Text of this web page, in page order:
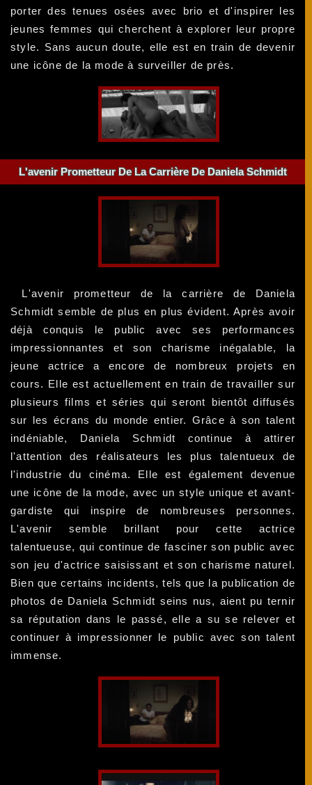
porter des tenues osées avec brio et d'inspirer les
jeunes femmes qui cherchent à explorer leur propre
style. Sans aucun doute, elle est en train de devenir
une icône de la mode à surveiller de près.
L'avenir Prometteur De La Carrière De Daniela Schmidt
L'avenir prometteur de la carrière de Daniela
Schmidt semble de plus en plus évident. Après avoir
déjà conquis le public avec ses performances
impressionnantes et son charisme inégalable, la
jeune actrice a encore de nombreux projets en
cours. Elle est actuellement en train de travailler sur
plusieurs films et séries qui seront bientôt diffusés
sur les écrans du monde entier. Grâce à son talent
indéniable, Daniela Schmidt continue à attirer
l'attention des réalisateurs les plus talentueux de
l'industrie du cinéma. Elle est également devenue
une icône de la mode, avec un style unique et avant-
gardiste qui inspire de nombreuses personnes.
L'avenir semble brillant pour cette actrice
talentueuse, qui continue de fasciner son public avec
son jeu d'actrice saisissant et son charisme naturel.
Bien que certains incidents, tels que la publication de
photos de Daniela Schmidt seins nus, aient pu ternir
sa réputation dans le passé, elle a su se relever et
continuer à impressionner le public avec son talent
immense.